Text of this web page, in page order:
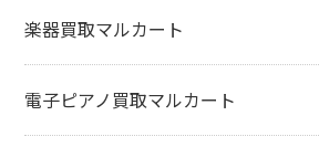
楽器買取マルカート
電子ピアノ買取マルカート